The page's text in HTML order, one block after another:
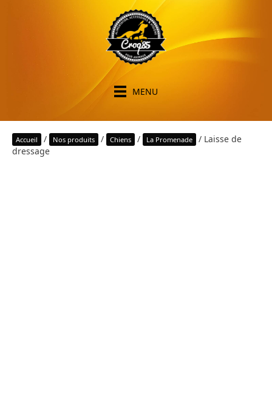
MENU
Accueil / Nos produits / Chiens / La Promenade
/ Laisse de
dressage